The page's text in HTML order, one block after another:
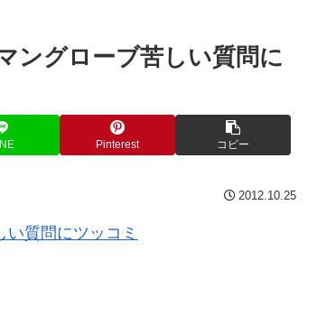
ングローブ苦しい質問に
Pinterest コピー
2012.10.25